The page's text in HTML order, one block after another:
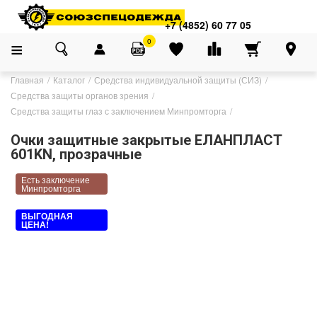
+7 (4852) 60 77 05
0
Главная Каталог
Средства индивидуальной защиты (СИЗ)
Средства защиты органов зрения
Средства защиты глаз с заключением Минпромторга
Очки защитные закрытые ЕЛАНПЛАСТ
601KN, прозрачные
Есть заключение
Минпромторга
ВЫГОДНАЯ
ЦЕНА!